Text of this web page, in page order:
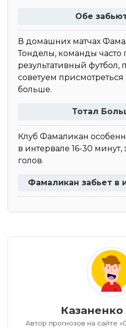
Обе
В домашних матчах
Тонделы, команды часто
результативный футбол,
советуем присмотреться
больше.
Тотал
Клуб Фамаликан
в интервале 16-30 минут,
голов.
Фамаликан забьет в
Автор прогнозов на сайте